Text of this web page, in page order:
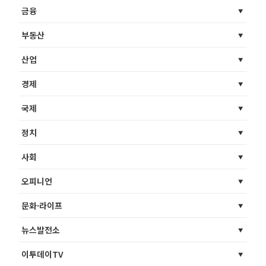
금융
부동산
산업
경제
국제
정치
사회
오피니언
문화·라이프
뉴스발전소
이투데이TV